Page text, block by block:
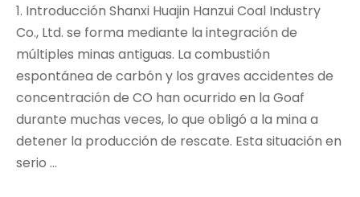
1. Introducción Shanxi Huajin Hanzui Coal Industry
Co., Ltd. se forma mediante la integración de
múltiples minas antiguas. La combustión
espontánea de carbón y los graves accidentes de
concentración de CO han ocurrido en la Goaf
durante muchas veces, lo que obligó a la mina a
detener la producción de rescate. Esta situación en
serio ...